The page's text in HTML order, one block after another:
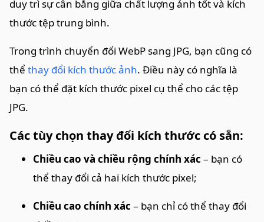
duy trì sự cân bằng giữa chất lượng ảnh tốt và kích
thước tệp trung bình.
Trong trình chuyển đổi WebP sang JPG, bạn cũng có
thể thay đổi kích thước ảnh. Điều này có nghĩa là
bạn có thể đặt kích thước pixel cụ thể cho các tệp
JPG.
Các tùy chọn thay đổi kích thước có sẵn:
Chiều cao và chiều rộng chính xác – bạn có
thể thay đổi cả hai kích thước pixel;
Chiều cao chính xác – bạn chỉ có thể thay đổi